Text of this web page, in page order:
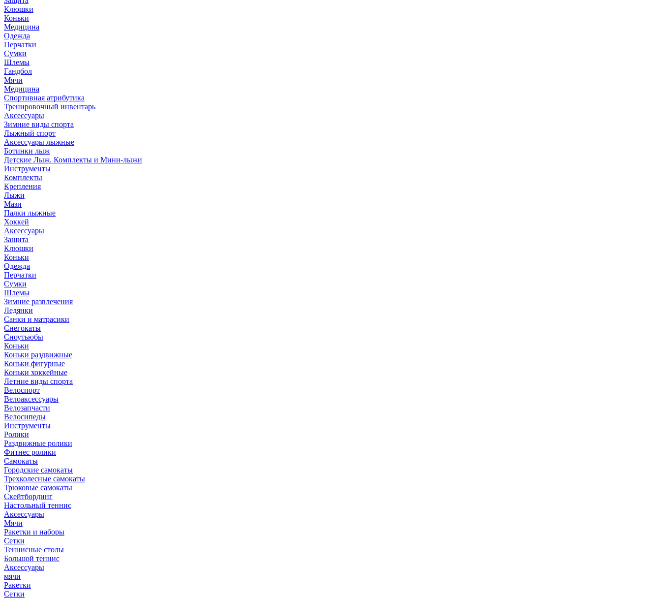
Клюшки
Коньки
Медицина
Одежда
Перчатки
Сумки
Шлемы
Гандбол
Мячи
Медицина
Спортивная атрибутика
Тренировочный инвентарь
Аксессуары
Зимние виды спорта
Лыжный спорт
Аксессуары лыжные
Ботинки лыж
Детские Лыж. Комплекты и Мини-лыжи
Инструменты
Комплекты
Крепления
Лыжи
Мази
Палки лыжные
Хоккей
Аксессуары
Защита
Клюшки
Коньки
Одежда
Перчатки
Сумки
Шлемы
Зимние развлечения
Ледянки
Санки и матрасики
Снегокаты
Сноутьюбы
Коньки
Коньки раздвижные
Коньки фигурные
Коньки хоккейные
Летние виды спорта
Велоспорт
Велоаксессуары
Велозапчасти
Велосипеды
Инструменты
Ролики
Раздвижные ролики
Фитнес ролики
Самокаты
Городские самокаты
Трехколесные самокаты
Трюковые самокаты
Скейтбординг
Настольный теннис
Аксессуары
Мячи
Ракетки и наборы
Сетки
Теннисные столы
Большой теннис
Аксессуары
мячи
Ракетки
Сетки